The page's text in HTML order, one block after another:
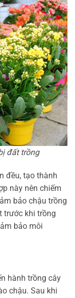
đất trồng
đều, tạo thành
này nên chiếm
bảo chậu trồng
trước khi trồng
bảo môi
hành trồng cây
chậu. Sau khi